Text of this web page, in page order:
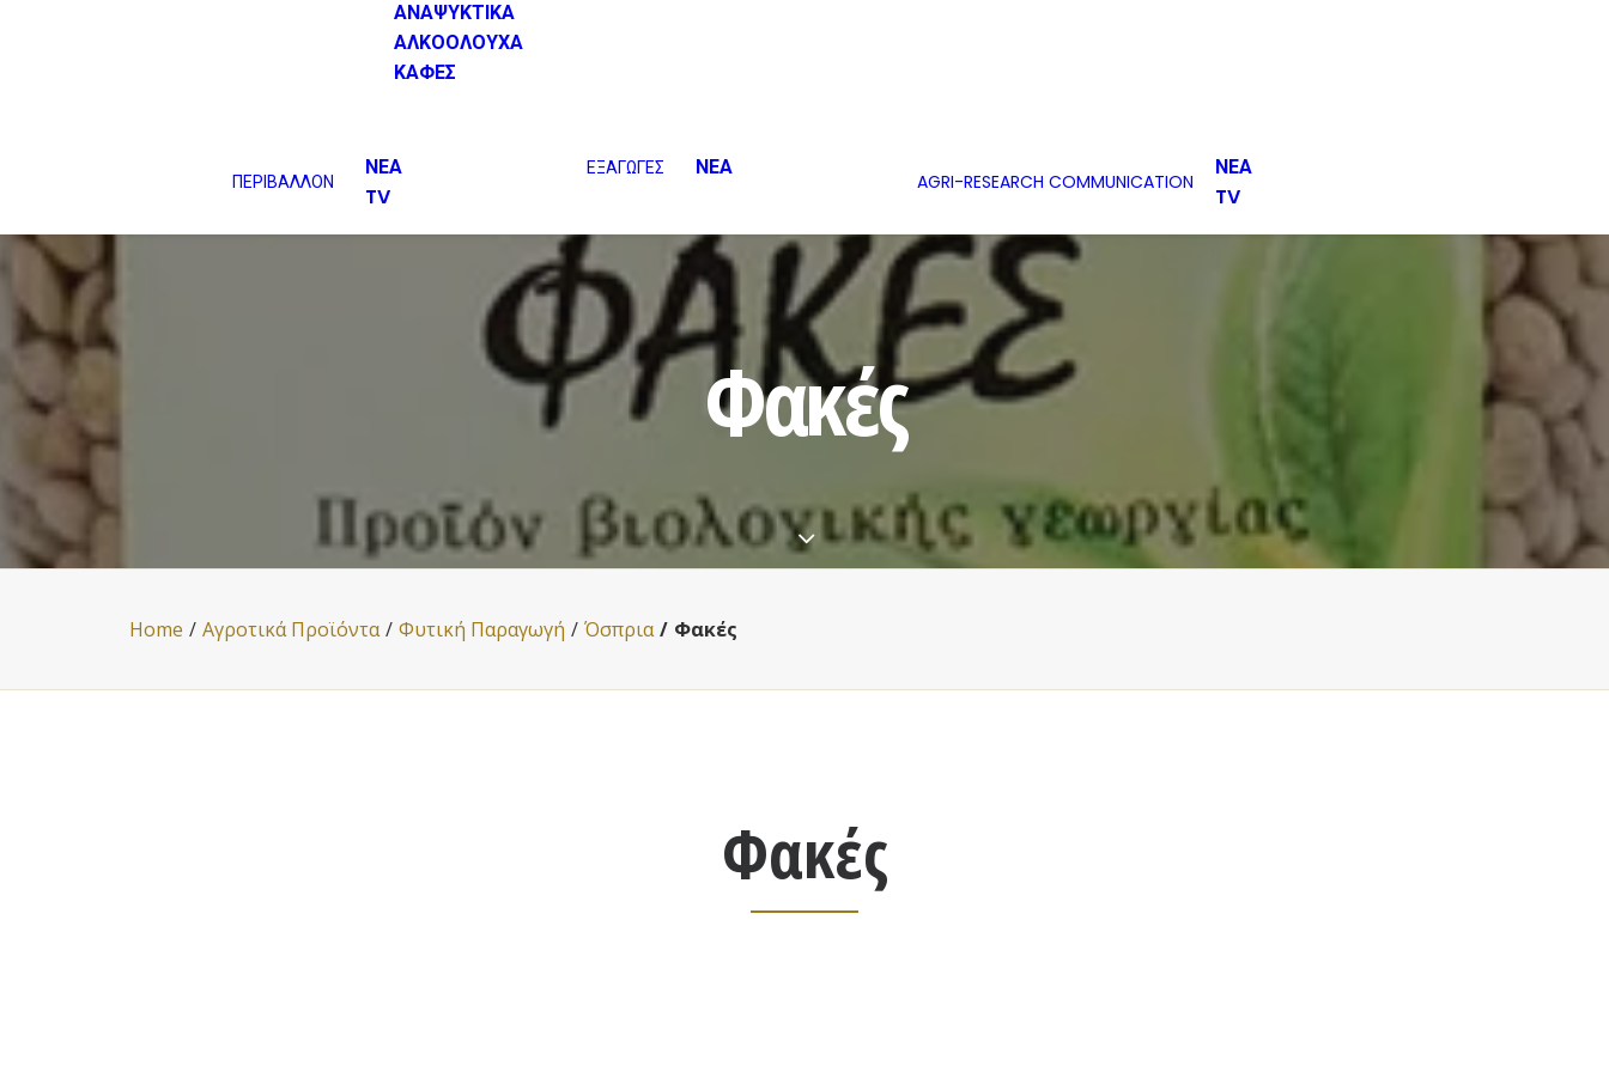
ΑΝΑΨΥΚΤΙΚΑ
ΑΛΚΟΟΛΟΥΧΑ
ΚΑΦΕΣ
ΠΕΡΙΒΑΛΛΟΝ
ΝΕΑ
TV
ΕΞΑΓΩΓΕΣ ΝΕΑ
AGRI-RESEARCH COMMUNICATION
ΝΕΑ
TV
Φακές
Home Αγροτικά Προϊόντα Φυτική Παραγωγή Όσπρια Φακές
Φακές